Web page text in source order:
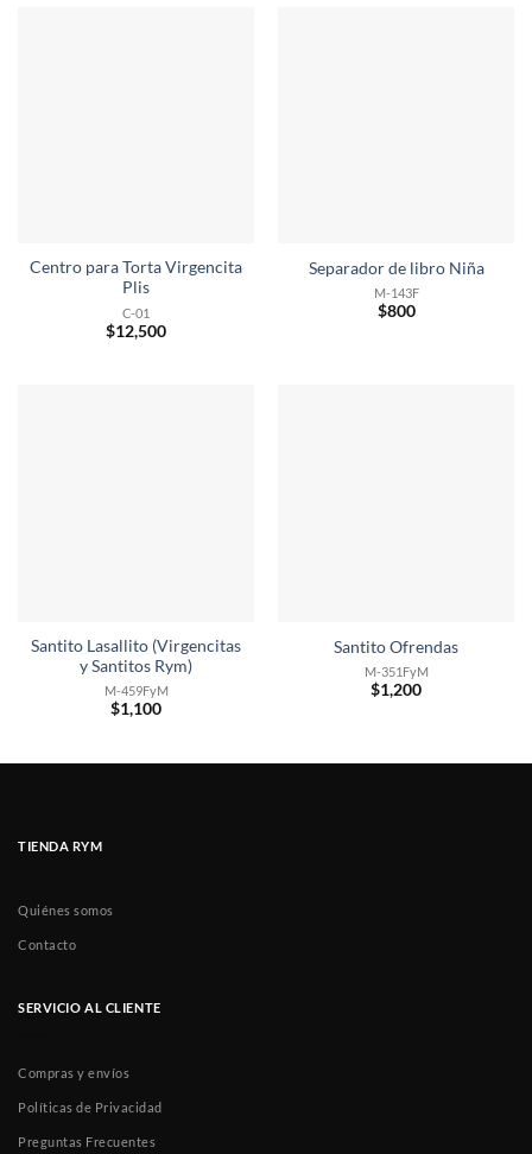
Centro para Torta Virgencita
Plis
C-01
$12,500
Separador de libro Niña
M-143F
$800
Santito Lasallito (Virgencitas
y Santitos Rym)
M-459FyM
$1,100
Santito Ofrendas
M-351FyM
$1,200
TIENDA RYM
Quiénes somos
Contacto
SERVICIO AL CLIENTE
Compras y envíos
Políticas de Privacidad
Preguntas Frecuentes